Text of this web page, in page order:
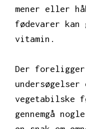
mener eller
fødevarer kan
vitamin.
Der
undersøgelser
vegetabilske
gennemgå